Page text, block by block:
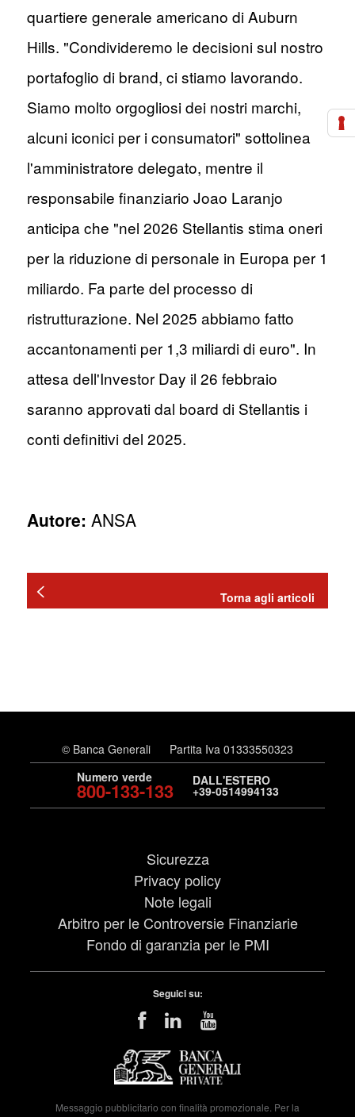
quartiere generale americano di Auburn
Hills. "Condivideremo le decisioni sul nostro
portafoglio di brand, ci stiamo lavorando.
Siamo molto orgogliosi dei nostri marchi,
alcuni iconici per i consumatori" sottolinea
l'amministratore delegato, mentre il
responsabile finanziario Joao Laranjo
anticipa che "nel 2026 Stellantis stima oneri
per la riduzione di personale in Europa per 1
miliardo. Fa parte del processo di
ristrutturazione. Nel 2025 abbiamo fatto
accantonamenti per 1,3 miliardi di euro". In
attesa dell'Investor Day il 26 febbraio
saranno approvati dal board di Stellantis i
conti definitivi del 2025.
Autore: ANSA
Torna agli articoli
© Banca Generali
Partita Iva 01333550323
Numero verde
800-133-133 DALL'ESTERO
+39-0514994133
Sicurezza
Privacy policy
Note legali
Arbitro per le Controversie Finanziarie
Fondo di garanzia per le PMI
Seguici su:
Messaggio pubblicitario con finalità promozionale. Per la